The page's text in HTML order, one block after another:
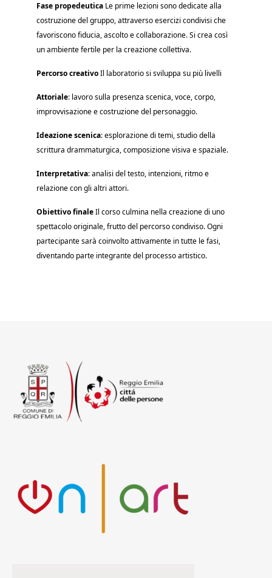
Fase propedeutica Le prime lezioni sono dedicate alla
costruzione del gruppo, attraverso esercizi condivisi che
favoriscono fiducia, ascolto e collaborazione. Si crea così
un ambiente fertile per la creazione collettiva.
Percorso creativoIl laboratorio si sviluppa su più livelli
Attoriale: lavoro sulla presenza scenica, voce, corpo,
improvvisazione e costruzione del personaggio.
Ideazione scenica: esplorazione di temi, studio della
scrittura drammaturgica, composizione visiva e spaziale.
Interpretativa: analisi del testo, intenzioni, ritmo e
relazione con gli altri attori.
Obiettivo finaleIl corso culmina nella creazione di uno
spettacolo originale, frutto del percorso condiviso. Ogni
partecipante sarà coinvolto attivamente in tutte le fasi,
diventando parte integrante del processo artistico.